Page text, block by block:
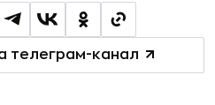
телеграм-канал